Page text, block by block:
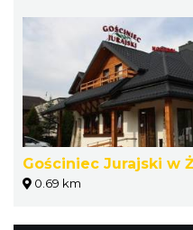
Gościniec Jurajski w
0.69 km